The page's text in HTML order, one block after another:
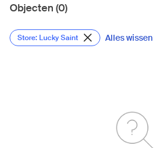
Objecten (0)
Store: Lucky Saint Alles wissen